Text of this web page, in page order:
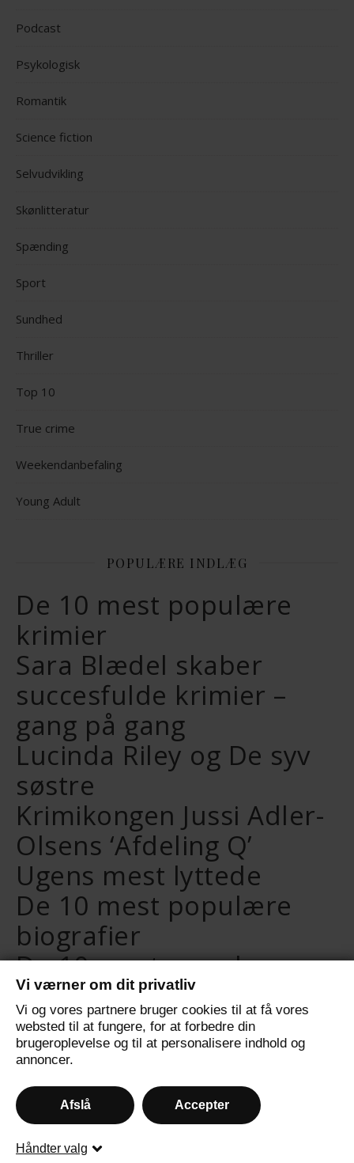
Vi værner om dit privatliv
Vi og vores partnere bruger cookies til at få vores
websted til at fungere, for at forbedre din
brugeroplevelse og til at personalisere indhold og
annoncer.
Afslå Accepter
Håndter valg
Podcast
Psykologisk
Romantik
Science fiction
Selvudvikling
Skønlitteratur
Spænding
Sport
Sundhed
Thriller
Top 10
True crime
Weekendanbefaling
Young Adult
POPULÆRE INDLÆG
De 10 mest populære
krimier
Sara Blædel skaber
succesfulde krimier –
gang på gang
Lucinda Riley og De syv
søstre
Krimikongen Jussi Adler-
Olsens ‘Afdeling Q’
Ugens mest lyttede
De 10 mest populære
biografier
De 10 mest populære
selvudviklingsbøger
De 10 mest populære
fantasybøger